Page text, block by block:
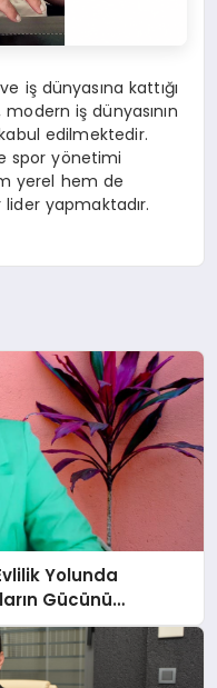
iş dünyasına kattığı
iş dünyasının
edilmektedir.
spor yönetimi
yerel hem de
yapmaktadır.
Yolunda
Gücünü